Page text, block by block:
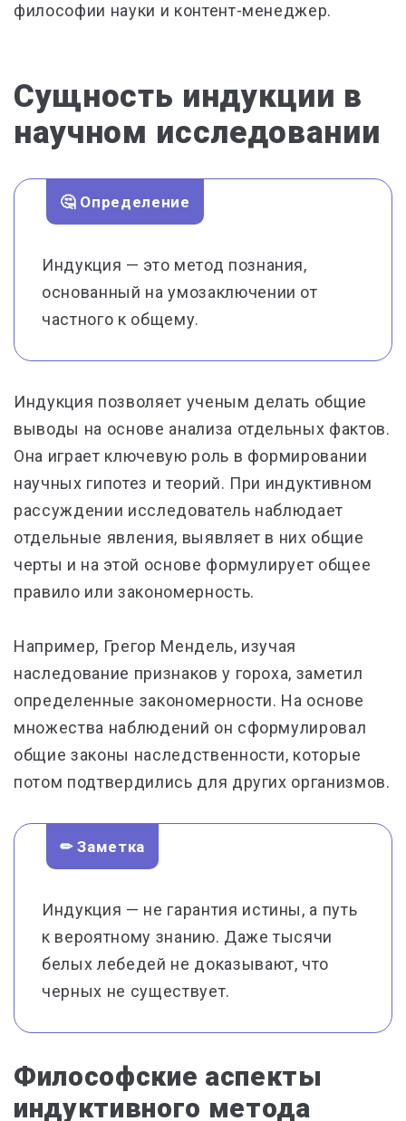
философии науки и контент-менеджер.
Сущность индукции в
научном исследовании
🤔 Определение
Индукция — это метод познания,
основанный на умозаключении от
частного к общему.
Индукция позволяет ученым делать общие
выводы на основе анализа отдельных фактов.
Она играет ключевую роль в формировании
научных гипотез и теорий. При индуктивном
рассуждении исследователь наблюдает
отдельные явления, выявляет в них общие
черты и на этой основе формулирует общее
правило или закономерность.
Например, Грегор Мендель, изучая
наследование признаков у гороха, заметил
определенные закономерности. На основе
множества наблюдений он сформулировал
общие законы наследственности, которые
потом подтвердились для других организмов.
✏ Заметка
Индукция — не гарантия истины, а путь
к вероятному знанию. Даже тысячи
белых лебедей не доказывают, что
черных не существует.
Философские аспекты
индуктивного метода